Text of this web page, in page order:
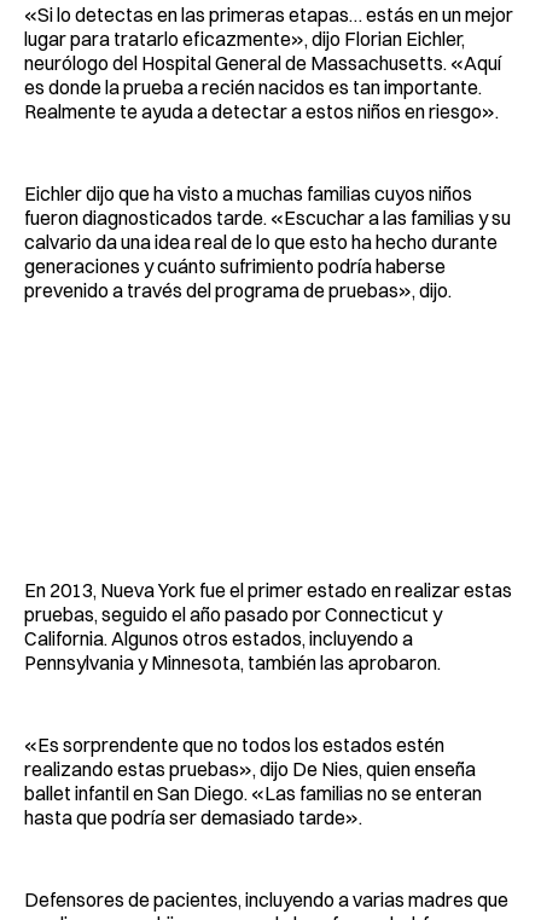
«Si lo detectas en las primeras etapas… estás en un mejor
lugar para tratarlo eficazmente», dijo Florian Eichler,
neurólogo del Hospital General de Massachusetts. «Aquí
es donde la prueba a recién nacidos es tan importante.
Realmente te ayuda a detectar a estos niños en riesgo».
Eichler dijo que ha visto a muchas familias cuyos niños
fueron diagnosticados tarde. «Escuchar a las familias y su
calvario da una idea real de lo que esto ha hecho durante
generaciones y cuánto sufrimiento podría haberse
prevenido a través del programa de pruebas», dijo.
En 2013, Nueva York fue el primer estado en realizar estas
pruebas, seguido el año pasado por Connecticut y
California. Algunos otros estados, incluyendo a
Pennsylvania y Minnesota, también las aprobaron.
«Es sorprendente que no todos los estados estén
realizando estas pruebas», dijo De Nies, quien enseña
ballet infantil en San Diego. «Las familias no se enteran
hasta que podría ser demasiado tarde».
Defensores de pacientes, incluyendo a varias madres que